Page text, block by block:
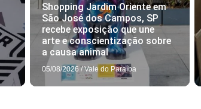
Shopping Jardim Oriente em
São José dos Campos, SP
recebe exposição que une
arte e conscientização sobre
a causa animal
05/08/2026 / Vale do Paraíba